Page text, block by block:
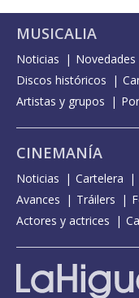
MUSICALIA
Noticias Novedades
Discos históricos
Artistas y grupos
CINEMANÍA
Noticias Cartelera
Avances
Tráilers
Actores y actrices